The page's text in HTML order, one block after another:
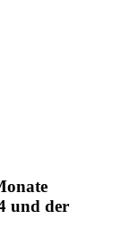
und der